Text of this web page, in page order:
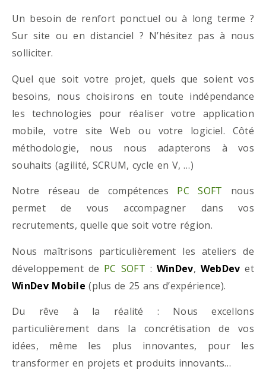
Un besoin de renfort ponctuel ou à long terme ?
Sur site ou en distanciel ? N’hésitez pas à nous
solliciter.
Quel que soit votre projet, quels que soient vos
besoins, nous choisirons en toute indépendance
les technologies pour réaliser votre application
mobile, votre site Web ou votre logiciel. Côté
méthodologie, nous nous adapterons à vos
souhaits (agilité, SCRUM, cycle en V, …)
Notre réseau de compétences PC SOFT nous
permet de vous accompagner dans vos
recrutements, quelle que soit votre région.
Nous maîtrisons particulièrement les ateliers de
développement de PC SOFT : WinDev, WebDev et
WinDev Mobile (plus de 25 ans d’expérience).
Du rêve à la réalité : Nous excellons
particulièrement dans la concrétisation de vos
idées, même les plus innovantes, pour les
transformer en projets et produits innovants…